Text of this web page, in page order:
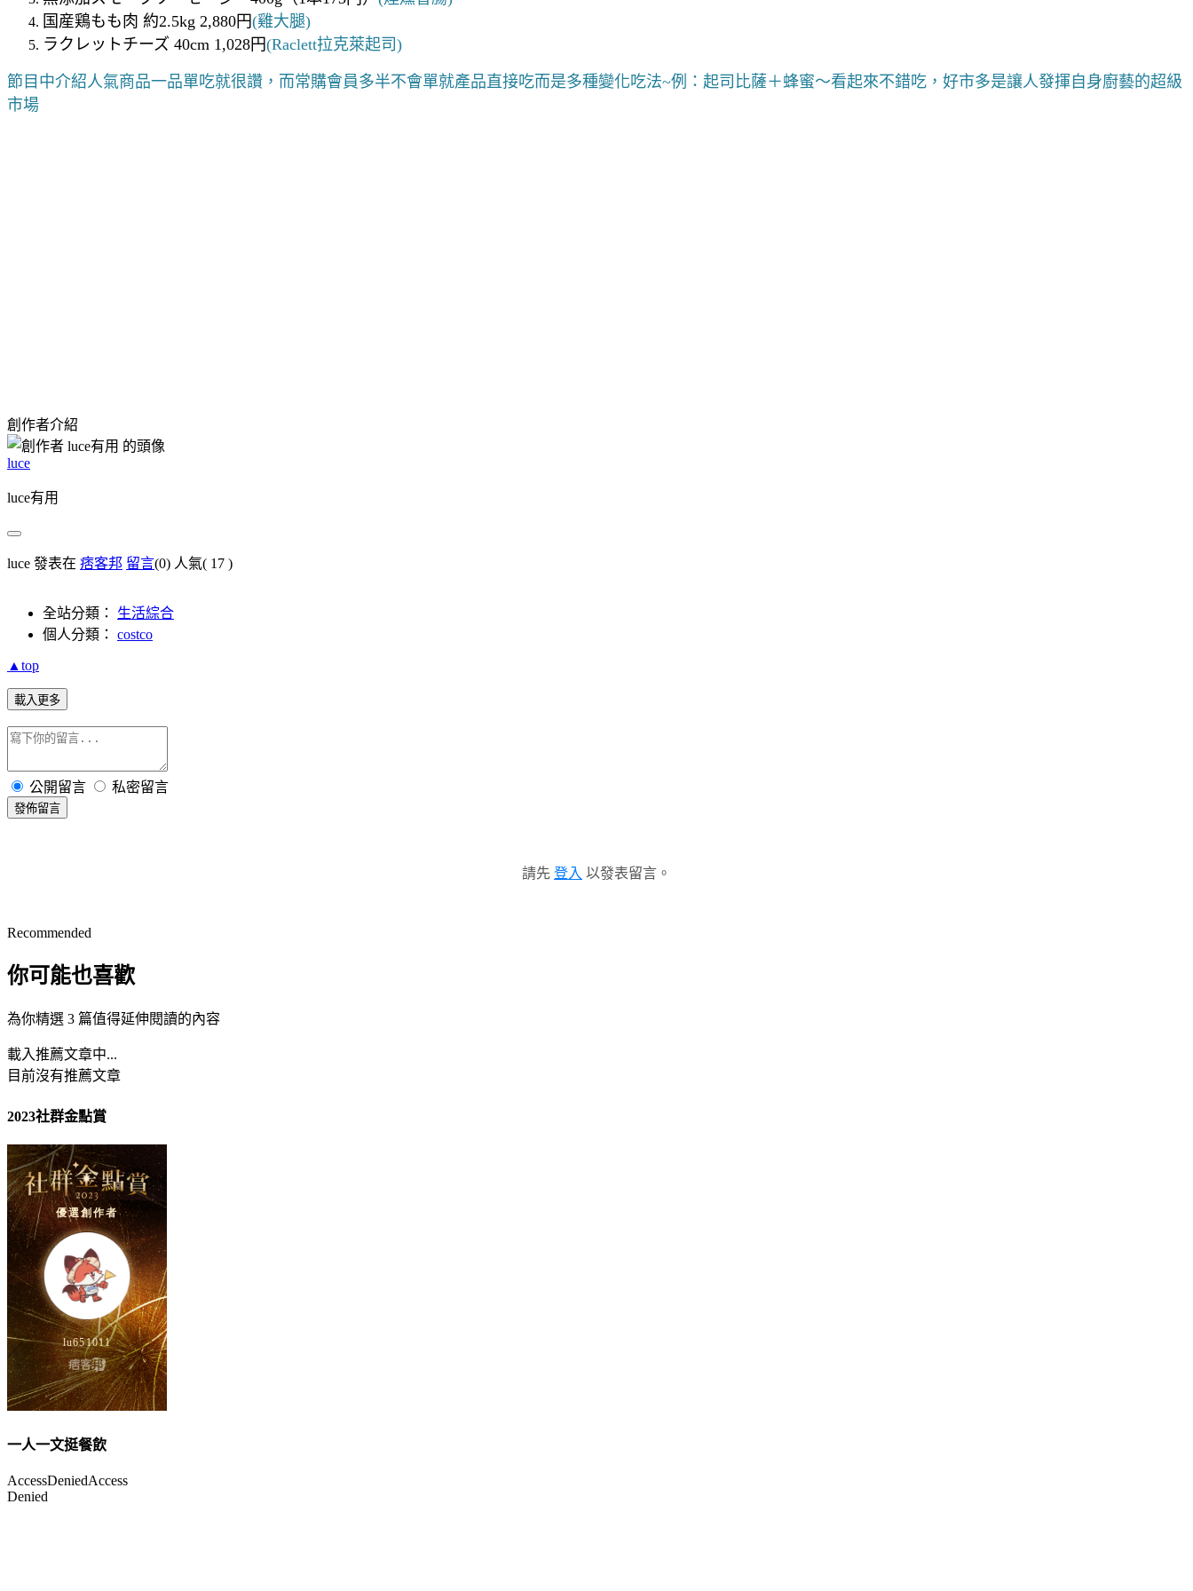
国産鶏もも肉 約2.5kg 2,880円(雞大腿)
ラクレットチーズ 40cm 1,028円(Raclett拉克萊起司)
節目中介紹人氣商品一品單吃就很讚，而常購會員多半不會單就產品直接吃而是多種變化吃法~例：起司比薩＋蜂蜜～看起來不錯吃，好市多是讓人發揮自身廚藝的超級
市場
創作者介紹
luce
luce有用
luce 發表在 痞客邦 留言(0) 人氣( 17 )
全站分類： 生活綜合
個人分類： costco
▲top
載入更多
公開留言 私密留言
發佈留言
請先 登入 以發表留言。
Recommended
你可能也喜歡
為你精選 3 篇值得延伸閱讀的內容
載入推薦文章中...
目前沒有推薦文章
2023社群金點賞
一人一文挺餐飲